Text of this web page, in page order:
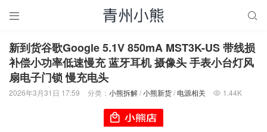
 
新到货谷歌Google 5.1V 850mA MST3K-US 带线损
补偿小功率低速慢充 蓝牙耳机 摄像头 手表小台灯风
扇电子门锁 慢充电头
2026年3月31日 17:59 分类： 小熊拆解/小熊新货/ 电源相关  1.44K